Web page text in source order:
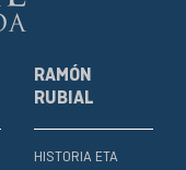
RAMÓN
RUBIAL
HISTORIA ETA